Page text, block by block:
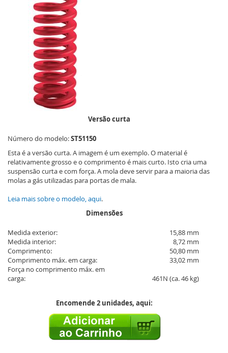
Versão curta
Número do modelo:ST51150
Esta é a versão curta. A imagem é um exemplo. O material é
relativamente grosso e o comprimento é mais curto. Isto cria uma
suspensão curta e com força. A mola deve servir para a maioria das
molas a gás utilizadas para portas de mala.
Leia mais sobre o modelo, aqui.
Dimensões
Medida exterior:
15,88 mm
Medida interior:
8,72 mm
Comprimento:
50,80 mm
Comprimento máx. em carga:
33,02 mm
Força no comprimento máx. em
carga:
461N (ca. 46 kg)
Encomende 2 unidades, aqui: